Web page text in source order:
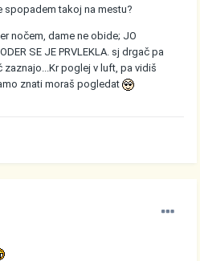
spopadem takoj na mestu?
nočem, dame ne obide; JO
SE JE PRVLEKLA. sj drgač pa
poglej v luft, pa vidiš
znati moraš pogledat